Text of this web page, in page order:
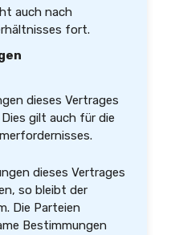
auch nach
fort.
dieses Vertrages
gilt auch für die
dieses Vertrages
so bleibt der
Die Parteien
Bestimmungen